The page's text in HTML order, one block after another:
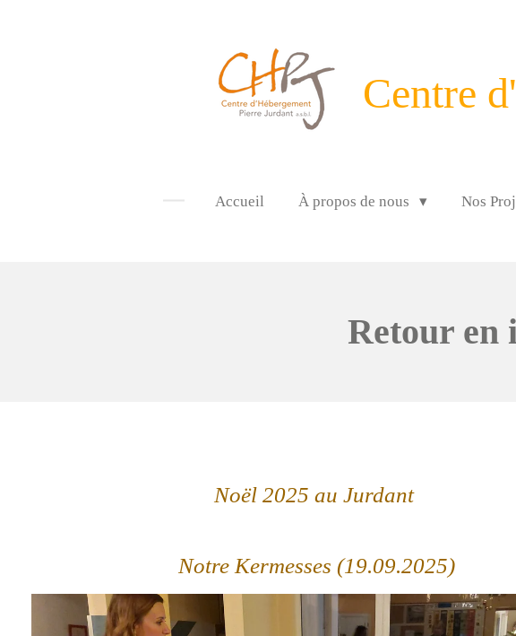
Centre
Accueil À propos de nous Nos
Retour en
Noël 2025 au Jurdant
Notre Kermesses (19.09.2025)